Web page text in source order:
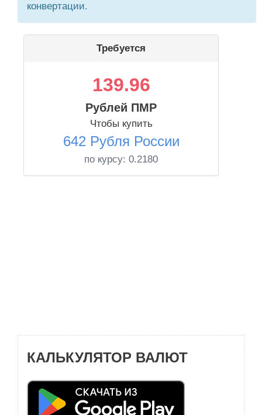
конвертации.
Требуется
139.96
Рублей ПМР
Чтобы купить
642 Рубля России
по курсу: 0.2180
КАЛЬКУЛЯТОР ВАЛЮТ